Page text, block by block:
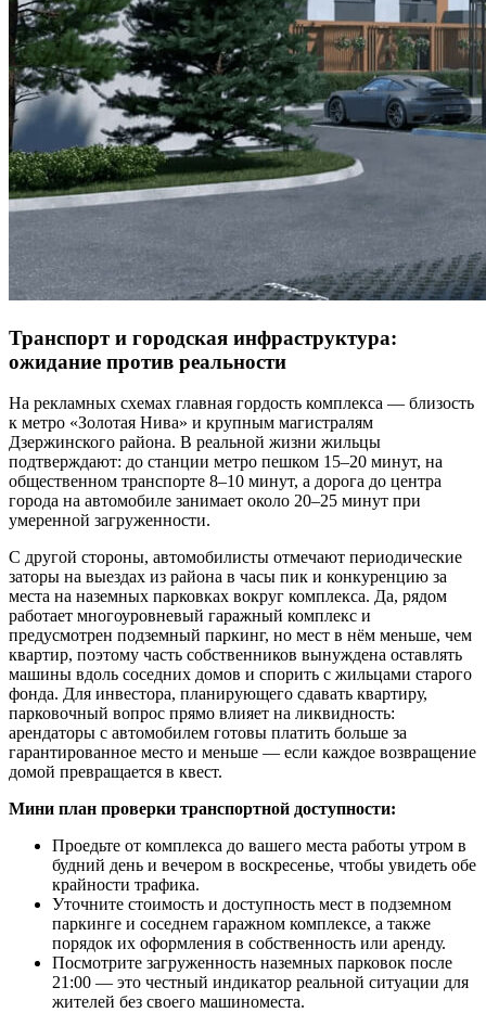
Транспорт и городская инфраструктура:
ожидание против реальности
На рекламных схемах главная гордость комплекса — близость
к метро «Золотая Нива» и крупным магистралям
Дзержинского района. В реальной жизни жильцы
подтверждают: до станции метро пешком 15–20 минут, на
общественном транспорте 8–10 минут, а дорога до центра
города на автомобиле занимает около 20–25 минут при
умеренной загруженности.
С другой стороны, автомобилисты отмечают периодические
заторы на выездах из района в часы пик и конкуренцию за
места на наземных парковках вокруг комплекса. Да, рядом
работает многоуровневый гаражный комплекс и
предусмотрен подземный паркинг, но мест в нём меньше, чем
квартир, поэтому часть собственников вынуждена оставлять
машины вдоль соседних домов и спорить с жильцами старого
фонда. Для инвестора, планирующего сдавать квартиру,
парковочный вопрос прямо влияет на ликвидность:
арендаторы с автомобилем готовы платить больше за
гарантированное место и меньше — если каждое возвращение
домой превращается в квест.
Мини план проверки транспортной доступности:
Проедьте от комплекса до вашего места работы утром в
будний день и вечером в воскресенье, чтобы увидеть обе
крайности трафика.
Уточните стоимость и доступность мест в подземном
паркинге и соседнем гаражном комплексе, а также
порядок их оформления в собственность или аренду.
Посмотрите загруженность наземных парковок после
21:00 — это честный индикатор реальной ситуации для
жителей без своего машиноместа.